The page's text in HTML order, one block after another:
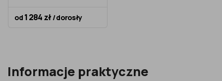
od 1 284 zł / dorosły
Informacje praktyczne